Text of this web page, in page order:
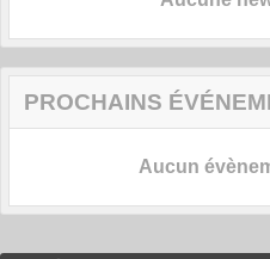
PROCHAINS
Aucun